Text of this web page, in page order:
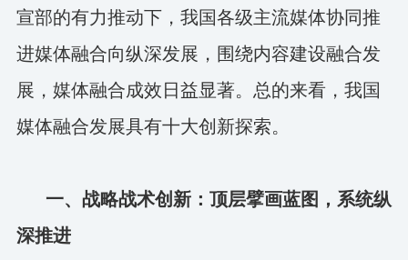
宣部的有力推动下，我国各级主流媒体协同推
进媒体融合向纵深发展，围绕内容建设融合发
展，媒体融合成效日益显著。总的来看，我国
媒体融合发展具有十大创新探索。
一、战略战术创新：顶层擘画蓝图，系统纵
深推进